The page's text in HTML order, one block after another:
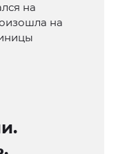
на
на